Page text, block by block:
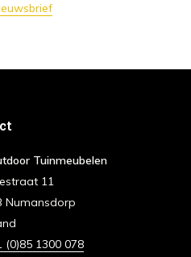
Tuinmeubelen
11
Numansdorp
(0)85 1300 078